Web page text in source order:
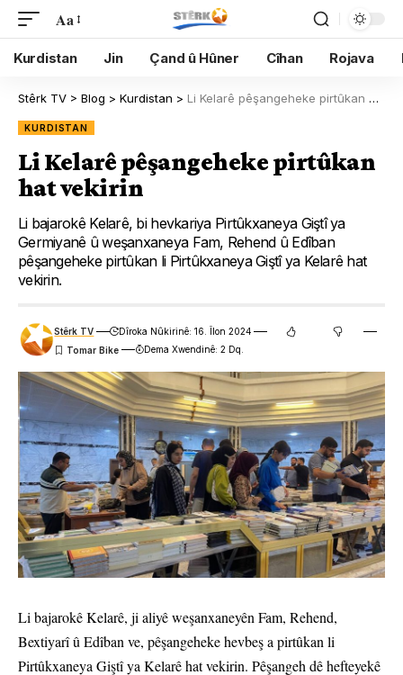
Aa
Kurdistan Jin Çand û Hûner Cîhan Rojava
Stêrk TV > Blog > Kurdistan > Li Kelarê pêşangeheke pirtûkan hat vekirin
KURDISTAN
Li Kelarê pêşangeheke pirtûkan
hat vekirin
Li bajarokê Kelarê, bi hevkariya Pirtûkxaneya Giştî ya
Germiyanê û weşanxaneya Fam, Rehend û Edîban
pêşangeheke pirtûkan li Pirtûkxaneya Giştî ya Kelarê hat
vekirin.
Stêrk TV
Dîroka Nûkirinê: 16. Îlon 2024
Dema Xwendinê: 2 Dq.
Li bajarokê Kelarê, ji aliyê weşanxaneyên Fam, Rehend,
Bextiyarî û Edîban ve, pêşangeheke hevbeş a pirtûkan li
Pirtûkxaneya Giştî ya Kelarê hat vekirin. Pêşangeh dê hefteyekê